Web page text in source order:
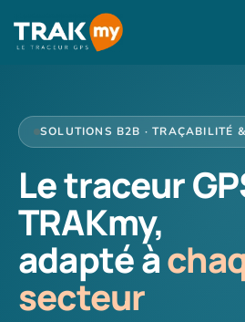
Aller
SOLUTIONS B2B · TRAÇABILITÉ
Le traceur
TRAKmy,
adapté à
secteur